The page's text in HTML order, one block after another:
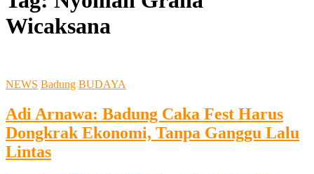
Wicaksana
NEWS Badung BUDAYA
Adi Arnawa: Badung Caka Fest Harus
Dongkrak Ekonomi, Tanpa Ganggu Lalu
Lintas